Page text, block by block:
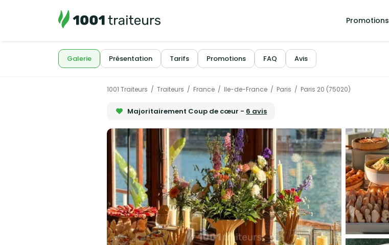
Promotions
Galerie Présentation Tarifs Promotions FAQ Avis
1001 Traiteurs Traiteurs France Ile-de-France Paris Paris 20 (75020)
Majoritairement Coup de cœur - 6 avis